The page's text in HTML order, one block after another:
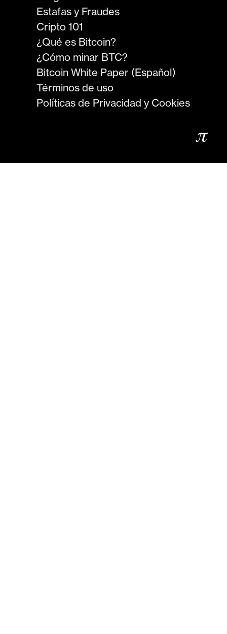
Estafas y Fraudes
Cripto 101
¿Qué es Bitcoin?
¿Cómo minar BTC?
Bitcoin White Paper (Español)
Términos de uso
Políticas de Privacidad y Cookies
𝜋